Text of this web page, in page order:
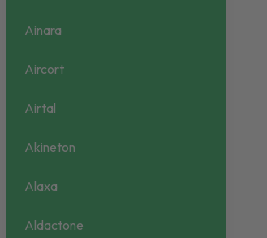
Ainara
Aircort
Airtal
Akineton
Alaxa
Aldactone